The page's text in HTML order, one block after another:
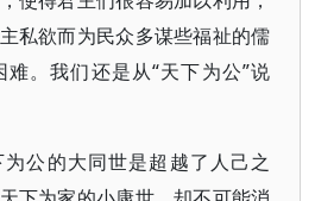
私欲而为民众多谋些福祉的儒
。我们还是从“天下为公”说
公的大同世是超越了人己之